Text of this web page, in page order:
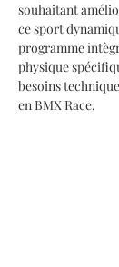
souhaitant
ce sport
programme
physique
besoins
en BMX Race.